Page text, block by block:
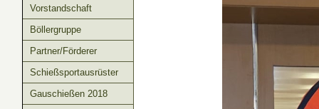
Vorstandschaft
Böllergruppe
Partner/Förderer
Schießsportausrüster
Gauschießen 2018